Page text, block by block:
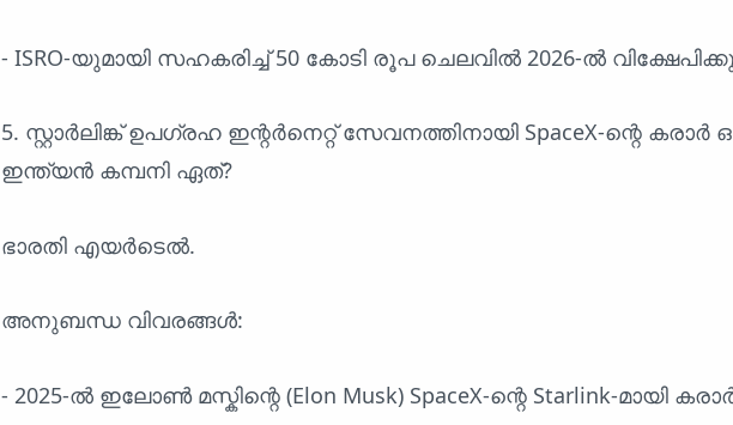
- ISRO-യുമായി സഹകരിച്ച് 50 കോടി രൂപ ചെലവിൽ 2026-ൽ
5. സ്റ്റാർലിങ്ക് ഉപഗ്രഹ ഇന്റർനെറ്റ് സേവനത്തിനായി SpaceX-ന്റെ കരാർ
ഇന്ത്യൻ കമ്പനി ഏത്?
ഭാരതി എയർടെൽ.
അനുബന്ധ വിവരങ്ങൾ:
- 2025-ൽ ഇലോൺ മസ്കിന്റെ (Elon Musk) SpaceX-ന്റെ Starlink-മായി കരാർ